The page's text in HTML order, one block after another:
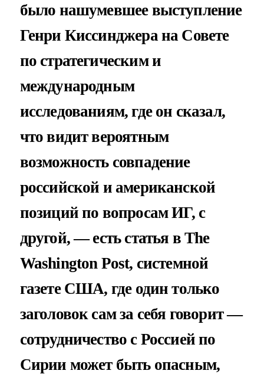
было нашумевшее выступление
Генри Киссинджера на Совете
по стратегическим и
международным
исследованиям, где он сказал,
что видит вероятным
возможность совпадение
российской и американской
позиций по вопросам ИГ, с
другой, — есть статья в The
Washington Post, системной
газете США, где один только
заголовок сам за себя говорит —
сотрудничество с Россией по
Сирии может быть опасным,